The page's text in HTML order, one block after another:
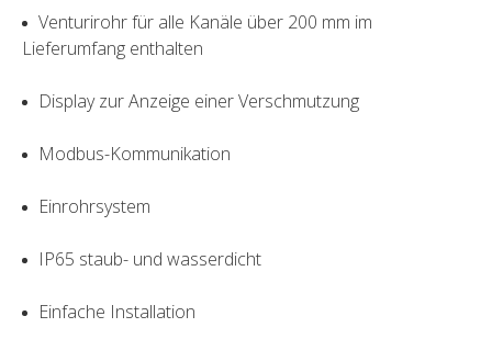
Venturirohr für alle Kanäle über 200 mm im
Lieferumfang enthalten
Display zur Anzeige einer Verschmutzung
Modbus-Kommunikation
Einrohrsystem
IP65 staub- und wasserdicht
Einfache Installation